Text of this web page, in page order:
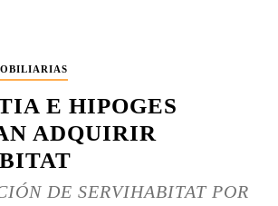
E HIPOGES
ADQUIRIR
DE SERVIHABITAT POR